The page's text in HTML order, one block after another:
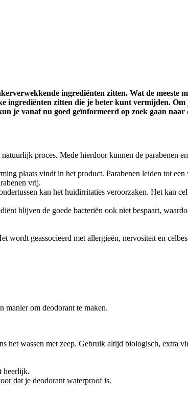
ingrediënten zitten. Wat de meeste
ingrediënten zitten die je beter kunt vermijden. Om
je vanaf nu goed geïnformeerd op zoek gaan naar
proces. Mede hierdoor kunnen de parabenen
plaats vindt in het product. Parabenen leiden tot een
vrij.
kan het huidirritaties veroorzaken. Het kan
blijven de goede bacteriën ook niet bespaart,
geassocieerd met allergieën, nervositeit en
manier om deodorant te maken.
het wassen met zeep. Gebruik altijd biologisch, extra
heerlijk.
dat je deodorant waterproof is.